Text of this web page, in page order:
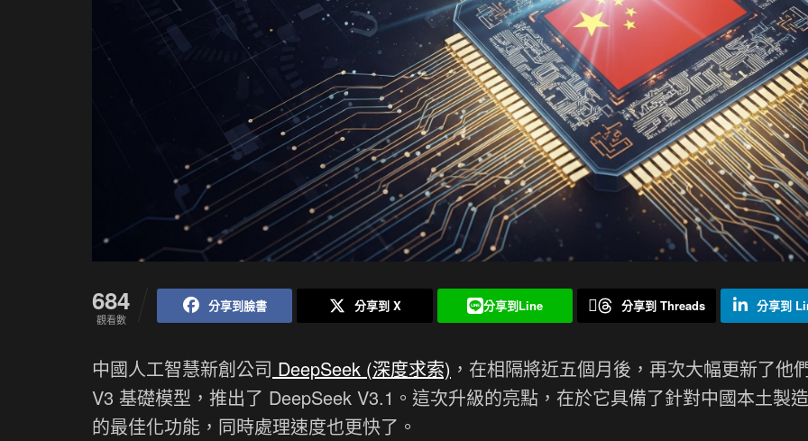
684
觀看數
分享到臉書 分享到 X 分享到Line 分享到 Threads 分享到
中國人工智慧新創公司 DeepSeek (深度求索) ，在相隔將近五個月後，再次大幅更新了他
V3 基礎模型，推出了 DeepSeek V3.1。這次升級的亮點，在於它具備了針對中國本土製
的最佳化功能，同時處理速度也更快了。